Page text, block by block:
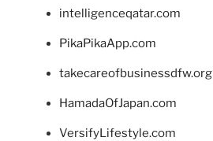
intelligenceqatar.com
PikaPikaApp.com
takecareofbusinessdfw.org
HamadaOfJapan.com
VersifyLifestyle.com